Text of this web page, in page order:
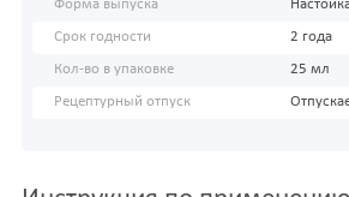
Форма выпуска
Срок годности 2 года
Кол-во в упаковке 25 мл
Рецептурный отпуск